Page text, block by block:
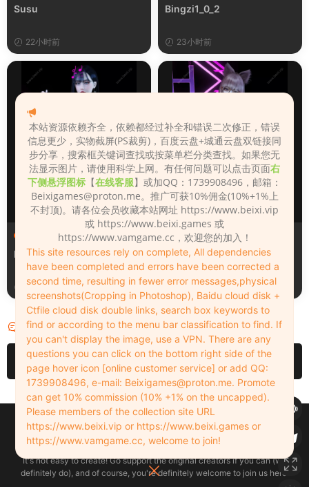
Susu
22小时前
Bingzi1_0_2
23小时前
人物（Looks）
Monica_2_2_2
24小时前
人物（Looks）
Lizhen2025
2天前
评论 0
请先登录
Copyleft © 2022-2026 beixi.vip - All Rights Freedom！
创作不易！有能力的同学可以去支持一下原创作者（我们绝对支持），当然
了，您加入这里我们也绝对欢迎！
It's not easy to create! Go support the original creators if you can (we
definitely do), and of course, you're definitely welcome to join us here!
本站资源依赖齐全，依赖都经过补全和错误二次修正，错误
信息更少，实物截屏(PS裁剪)，百度云盘+城通云盘双链接同
步分享，搜索框关键词查找或按菜单栏分类查找。如果您无
法显示图片，请使用科学上网。有任何问题可以点击页面右
下侧悬浮图标 【在线客服】或加QQ：1739908496，邮箱：
Beixigames@proton.me。推广可获10%佣金(10%+1%上
不封顶)。请各位会员收藏本站网址 https://www.beixi.vip
或 https://www.beixi.games 或
https://www.vamgame.cc，欢迎您的加入！
This site resources rely on complete, All dependencies
have been completed and errors have been corrected a
second time, resulting in fewer error messages,physical
screenshots(Cropping in Photoshop), Baidu cloud disk +
Ctfile cloud disk double links, search box keywords to
find or according to the menu bar classification to find. If
you can't display the image, use a VPN. There are any
questions you can click on the bottom right side of the
page hover icon [online customer service] or add QQ:
1739908496, e-mail: Beixigames@proton.me. Promote
can get 10% commission (10% +1% on the uncapped).
Please members of the collection site URL
https://www.beixi.vip or https://www.beixi.games or
https://www.vamgame.cc, welcome to join!